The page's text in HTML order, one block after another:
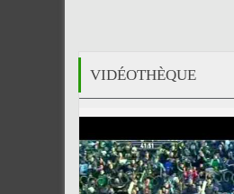
VIDÉOTHÈQUE